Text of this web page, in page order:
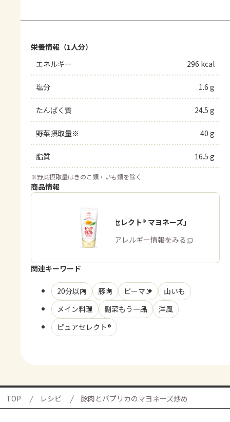
栄養情報（1人分）
エネルギー
296 kcal
塩分 1.6 g
たんぱく質 24.5 g
野菜摂取量※ 40 g
脂質 16.5 g
※野菜摂取量はきのこ類・いも類を除く
商品情報
「ピュアセレクト® マヨネーズ」
商品・アレルギー情報をみる
関連キーワード
20分以内 豚肉 ピーマン
山いも
メイン料理
副菜もう一品
洋風
ピュアセレクト®
TOP レシピ 豚肉とパプリカのマヨネーズ炒め